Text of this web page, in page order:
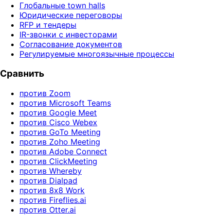
Глобальные town halls
Юридические переговоры
RFP и тендеры
IR-звонки с инвесторами
Согласование документов
Регулируемые многоязычные процессы
Сравнить
против Zoom
против Microsoft Teams
против Google Meet
против Cisco Webex
против GoTo Meeting
против Zoho Meeting
против Adobe Connect
против ClickMeeting
против Whereby
против Dialpad
против 8x8 Work
против Fireflies.ai
против Otter.ai